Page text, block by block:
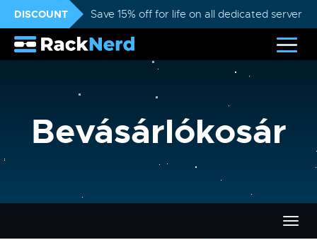
DISCOUNT Save 15% off for life on all dedicated servers
Bevásárlókosár
a